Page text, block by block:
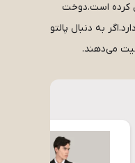
کرده است.دوخت
به دنبال پالتو
می‌دهند.